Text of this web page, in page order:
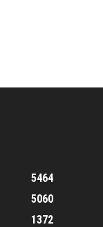
5464
5060
1372